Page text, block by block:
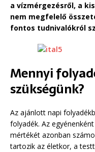
a vízmérgezésről, a
nem megfelelő
fontos tudnivalókról
Mennyi
szükségünk?
Az ajánlott napi
folyadék. Az
mértékét azonban
tartozik az életkor, a